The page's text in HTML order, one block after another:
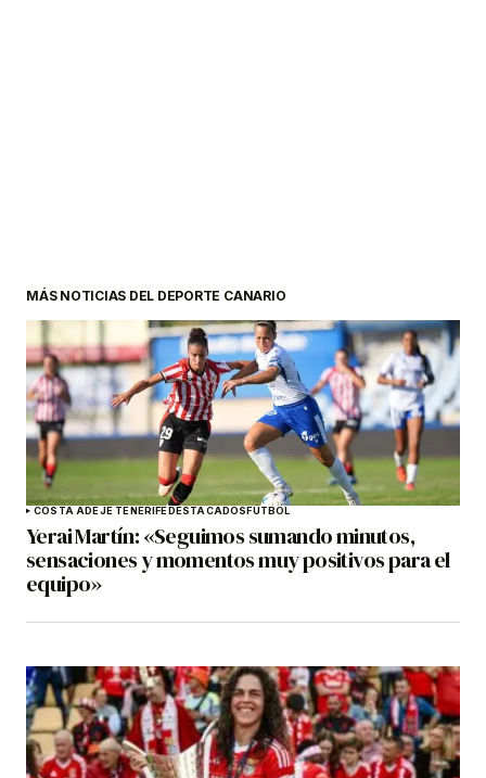
MÁS NOTICIAS DEL DEPORTE CANARIO
COSTA ADEJE TENERIFEDESTACADOSFÚTBOL
Yerai Martín: «Seguimos sumando minutos,
sensaciones y momentos muy positivos para el
equipo»